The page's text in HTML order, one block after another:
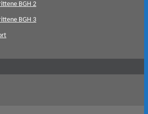
BGH 2
BGH 3